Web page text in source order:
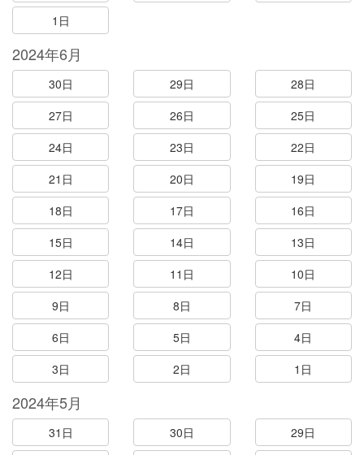
1日
2024年6月
30日 29日
28日
27日
26日
25日
24日
23日
22日
21日
20日
19日
18日
17日
16日
15日
14日
13日
12日
11日
10日
9日
8日
7日
6日
5日
4日
3日
2日 1日
2024年5月
31日 30日
29日